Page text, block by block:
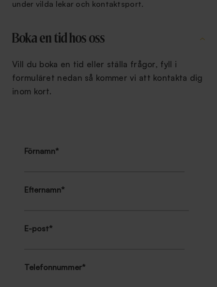
under vilda lekar och kontaktsport.
Boka en tid hos oss
Vill du boka en tid eller ställa frågor, fyll i
formuläret nedan så kommer vi att kontakta dig
inom kort.
Förnamn*
Efternamn*
E-post*
Telefonnummer*